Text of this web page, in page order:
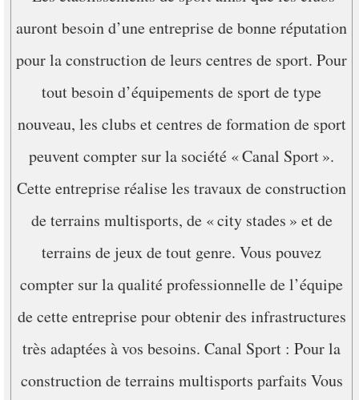
auront besoin d’une entreprise de bonne réputation
pour la construction de leurs centres de sport. Pour
tout besoin d’équipements de sport de type
nouveau, les clubs et centres de formation de sport
peuvent compter sur la société « Canal Sport ».
Cette entreprise réalise les travaux de construction
de terrains multisports, de « city stades » et de
terrains de jeux de tout genre. Vous pouvez
compter sur la qualité professionnelle de l’équipe
de cette entreprise pour obtenir des infrastructures
très adaptées à vos besoins. Canal Sport : Pour la
construction de terrains multisports parfaits Vous